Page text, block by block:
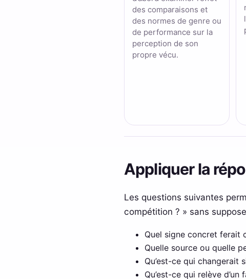
des comparaisons et
des normes de genre ou
de performance sur la
perception de son
propre vécu.
Appliquer la
Les questions suivantes
compétition ? » sans
Quel signe concret ferait
Quelle source ou quelle
Qu’est-ce qui changerait
Qu’est-ce qui relève